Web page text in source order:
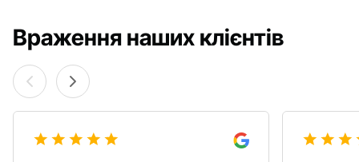
Враження наших клієнтів